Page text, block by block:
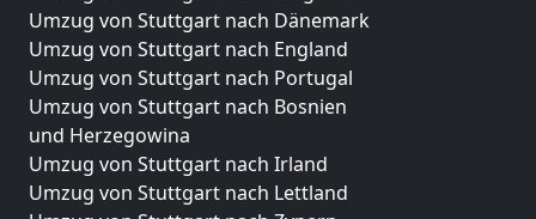
Umzug von Stuttgart nach Dänemark
Umzug von Stuttgart nach England
Umzug von Stuttgart nach Portugal
Umzug von Stuttgart nach Bosnien
und Herzegowina
Umzug von Stuttgart nach Irland
Umzug von Stuttgart nach Lettland